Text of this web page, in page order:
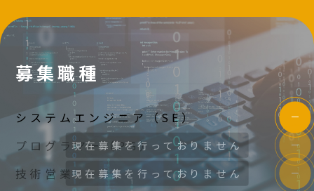
募集職種
システムエンジニア（SE）
プログラマー（PG）
技術営業